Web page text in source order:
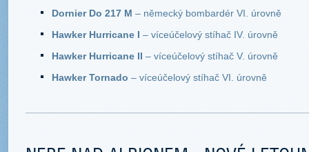
Dornier Do 217 M – německý bombardér VI. úrovně
Hawker Hurricane I – víceúčelový stíhač IV. úrovně
Hawker Hurricane II – víceúčelový stíhač V. úrovně
Hawker Tornado – víceúčelový stíhač VI. úrovně